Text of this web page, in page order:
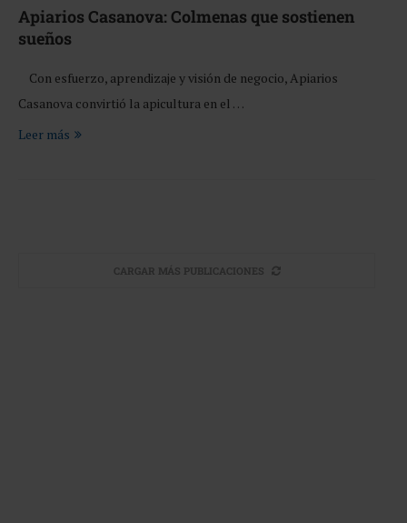
Apiarios Casanova: Colmenas que sostienen
sueños
Con esfuerzo, aprendizaje y visión de negocio, Apiarios
Casanova convirtió la apicultura en el …
Leer más
CARGAR MÁS PUBLICACIONES